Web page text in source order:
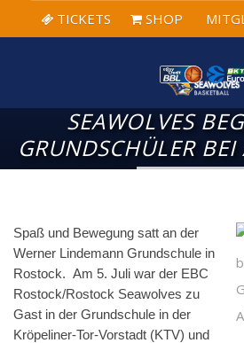
TICKETS SHOP
SEAWOLVES
GRUNDSCHÜLER
Spaß und Bewegung satt an der
Werner Lindemann Grundschule in
Rostock. Am 5. Juli war der EBC
Rostock/Rostock Seawolves zu
Gast in der Grundschule in der
Kröpeliner-Tor-Vorstadt (KTV) und